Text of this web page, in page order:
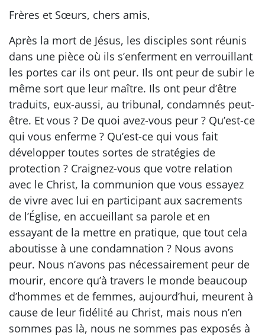
Frères et Sœurs, chers amis,
Après la mort de Jésus, les disciples sont réunis
dans une pièce où ils s’enferment en verrouillant
les portes car ils ont peur. Ils ont peur de subir le
même sort que leur maître. Ils ont peur d’être
traduits, eux-aussi, au tribunal, condamnés peut-
être. Et vous ? De quoi avez-vous peur ? Qu’est-ce
qui vous enferme ? Qu’est-ce qui vous fait
développer toutes sortes de stratégies de
protection ? Craignez-vous que votre relation
avec le Christ, la communion que vous essayez
de vivre avec lui en participant aux sacrements
de l’Église, en accueillant sa parole et en
essayant de la mettre en pratique, que tout cela
aboutisse à une condamnation ? Nous avons
peur. Nous n’avons pas nécessairement peur de
mourir, encore qu’à travers le monde beaucoup
d’hommes et de femmes, aujourd’hui, meurent à
cause de leur fidélité au Christ, mais nous n’en
sommes pas là, nous ne sommes pas exposés à